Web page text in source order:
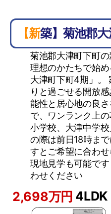
【新築】菊池郡
菊池郡大津町下町
理想のかたちで始
大津町下町4期」。
りと過ごせる開放
能性と居心地の良
で、ワンランク上
小学校、大津中学
の際は前日18時ま
すとご希望に合わ
現地見学も可能で
わせください
2,698万円 4LDK